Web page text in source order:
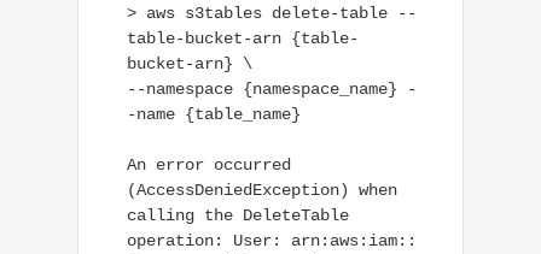
> aws s3tables delete-table --
table-bucket-arn {table-
bucket-arn} \
--namespace {namespace_name} -
-name {table_name}
An error occurred
(AccessDeniedException) when
calling the DeleteTable
operation: User: arn:aws:iam::